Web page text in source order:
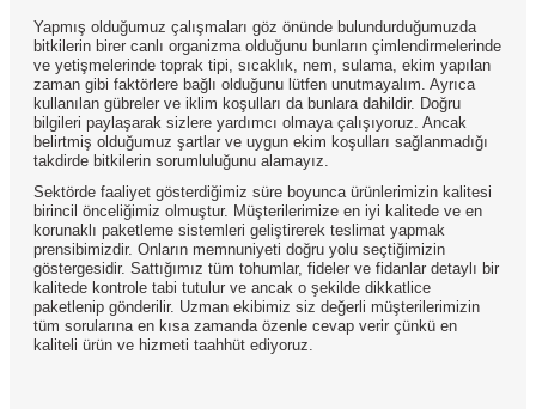
Yapmış olduğumuz çalışmaları göz önünde bulundurduğumuzda
bitkilerin birer canlı organizma olduğunu bunların çimlendirmelerinde
ve yetişmelerinde toprak tipi, sıcaklık, nem, sulama, ekim yapılan
zaman gibi faktörlere bağlı olduğunu lütfen unutmayalım. Ayrıca
kullanılan gübreler ve iklim koşulları da bunlara dahildir. Doğru
bilgileri paylaşarak sizlere yardımcı olmaya çalışıyoruz. Ancak
belirtmiş olduğumuz şartlar ve uygun ekim koşulları sağlanmadığı
takdirde bitkilerin sorumluluğunu alamayız.
Sektörde faaliyet gösterdiğimiz süre boyunca ürünlerimizin kalitesi
birincil önceliğimiz olmuştur. Müşterilerimize en iyi kalitede ve en
korunaklı paketleme sistemleri geliştirerek teslimat yapmak
prensibimizdir. Onların memnuniyeti doğru yolu seçtiğimizin
göstergesidir. Sattığımız tüm tohumlar, fideler ve fidanlar detaylı bir
kalitede kontrole tabi tutulur ve ancak o şekilde dikkatlice
paketlenip gönderilir. Uzman ekibimiz siz değerli müşterilerimizin
tüm sorularına en kısa zamanda özenle cevap verir çünkü en
kaliteli ürün ve hizmeti taahhüt ediyoruz.